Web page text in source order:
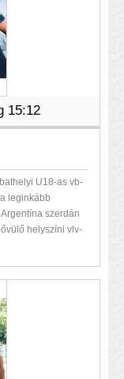
15:12
U18-as vb-
leginkább
szerdán
helyszíni vlv-